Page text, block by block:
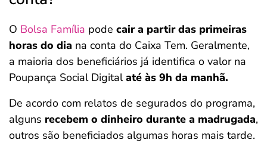
O Bolsa Família pode cair a partir das primeiras
horas do dia na conta do Caixa Tem. Geralmente,
a maioria dos beneficiários já identifica o valor na
Poupança Social Digitalaté às 9h da manhã.
De acordo com relatos de segurados do programa,
alguns recebem o dinheiro durante a madrugada,
outros são beneficiados algumas horas mais tarde.